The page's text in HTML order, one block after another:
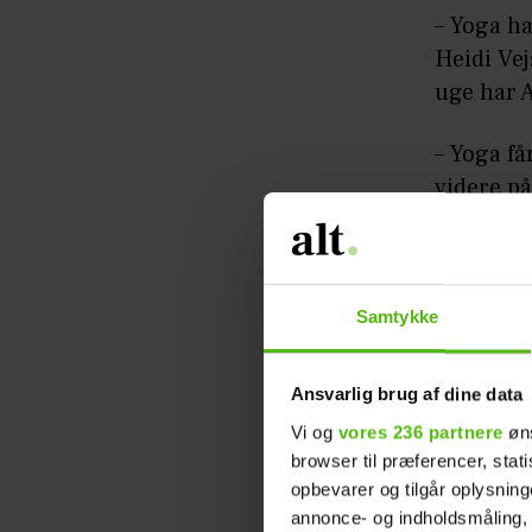
Samtykke
Ansvarlig brug af dine data
Vi og vores 236 partnere
browser til præferencer,
opbevarer og tilgår
annonce- og
– Yoga
Heidi
uge har
– Yoga
videre
svært
bedre til
Men